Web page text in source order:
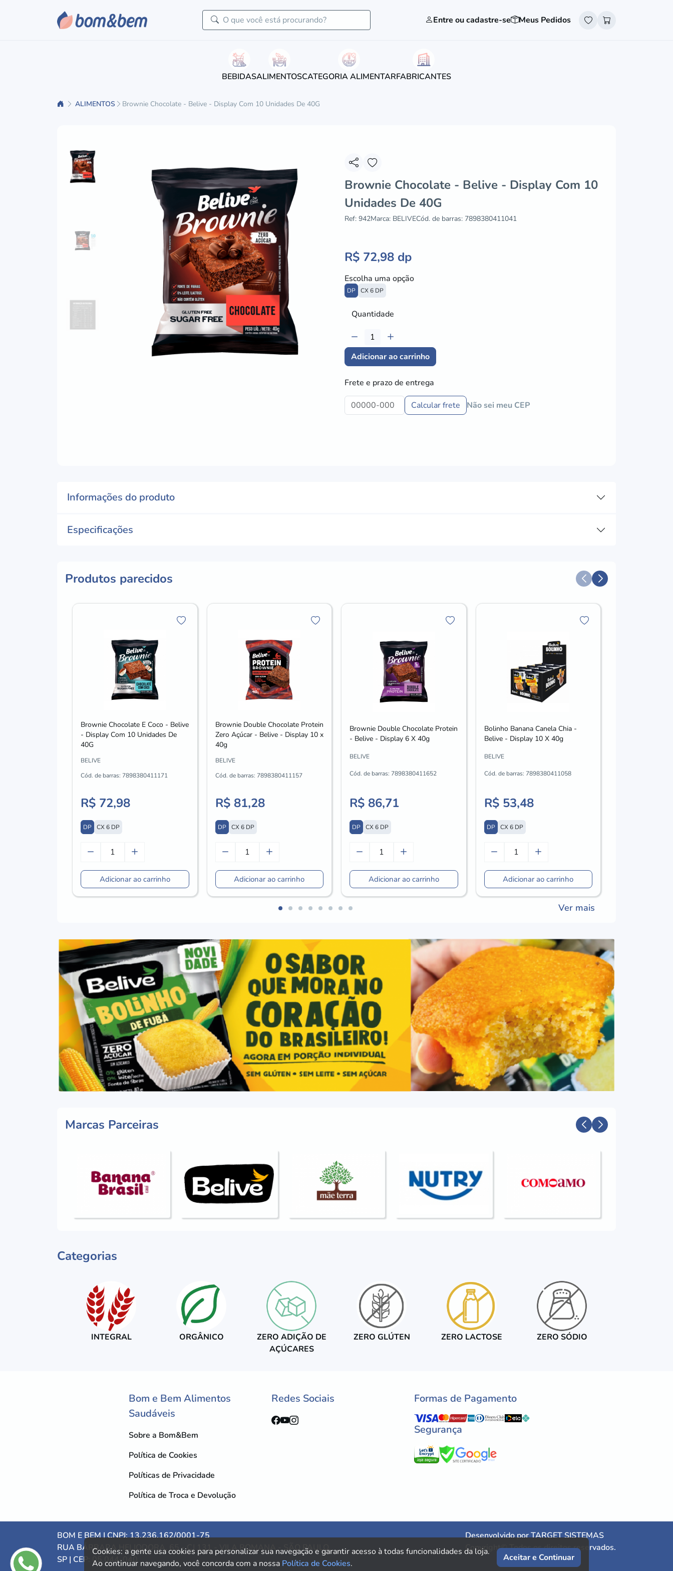
Entre ou cadastre-se Meus Pedidos
BEBIDASALIMENTOSCATEGORIA ALIMENTARFABRICANTES
ALIMENTOS Brownie Chocolate - Belive - Display Com 10 Unidades De 40G
Brownie Chocolate - Belive - Display Com 10
Unidades De 40G
Ref: 942Marca: BELIVECód. de barras: 7898380411041
R$ 72,98 dp
Escolha uma opção
DP CX 6 DP
Quantidade
Adicionar ao carrinho
Frete e prazo de entrega
Calcular frete Não sei meu CEP
Informações do produto
Especificações
Produtos parecidos
Brownie Chocolate E Coco - Belive
- Display Com 10 Unidades De
40G
BELIVE
Cód. de barras: 7898380411171
R$ 72,98
DP CX 6 DP
Adicionar ao carrinho
Brownie Double Chocolate Protein
Zero Açúcar - Belive - Display 10 x
40g
BELIVE
Cód. de barras: 7898380411157
R$ 81,28
DP CX 6 DP
Adicionar ao carrinho
Brownie Double Chocolate Protein
- Belive - Display 6 X 40g
BELIVE
Cód. de barras: 7898380411652
R$ 86,71
DP CX 6 DP
Adicionar ao carrinho
Bolinho Banana Canela Chia -
Belive - Display 10 X 40g
BELIVE
Cód. de barras: 7898380411058
R$ 53,48
DP CX 6 DP
Adicionar ao carrinho
Ver mais
Marcas Parceiras
Categorias
INTEGRAL ORGÂNICO
ZERO ADIÇÃO DE
AÇÚCARES
ZERO GLÚTEN ZERO LACTOSE ZERO SÓDIO
Bom e Bem Alimentos
Saudáveis
Sobre a Bom&Bem
Política de Cookies
Políticas de Privacidade
Política de Troca e Devolução
Redes Sociais Formas de Pagamento
Segurança
BOM E BEM | CNPJ: 13.236.162/0001-75
RUA BÁRBARA HELIODORA, 65 - CJ 131 - VILA ROMANA - SÃO PAULO,
SP | CEP: 05.044-040
Desenvolvido porTARGET SISTEMAS
Copyright© Todos os direitos reservados.
Cookies: a gente usa cookies para personalizar sua navegação e garantir acesso à todas funcionalidades da loja.
Ao continuar navegando, você concorda com a nossa Política de Cookies.
Aceitar e Continuar